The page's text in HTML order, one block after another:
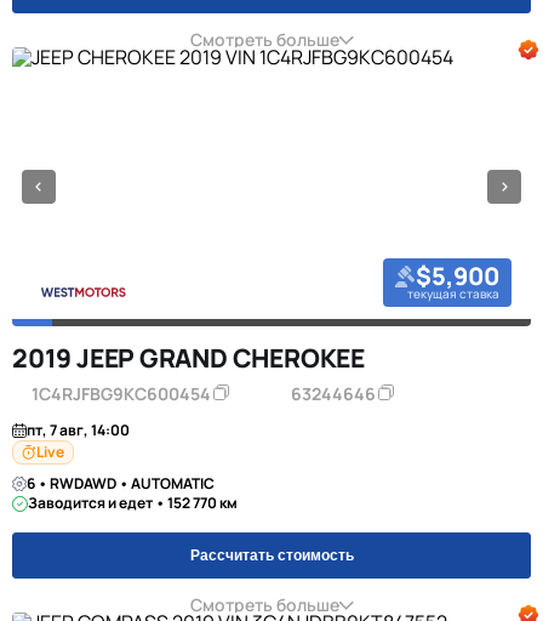
Смотреть больше
$5,900
текущая ставка
2019 JEEP GRAND CHEROKEE
1C4RJFBG9KC600454 63244646
пт, 7 авг, 14:00
Live
6 • RWDAWD • AUTOMATIC
Заводится и едет • 152 770 км
Рассчитать стоимость
Смотреть больше